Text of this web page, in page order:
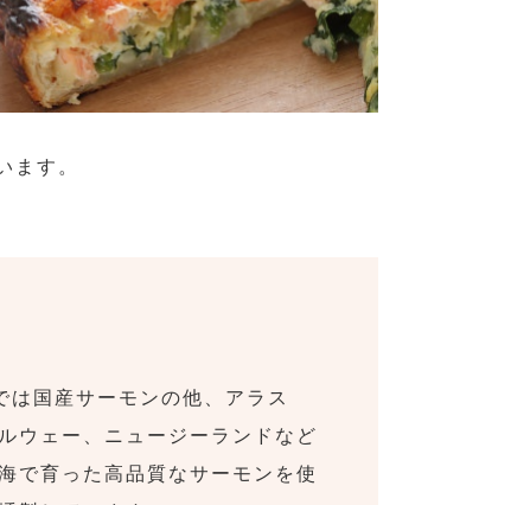
ます。
は国産サーモンの他、アラス
ウェー、ニュージーランドなど
で育った高品質なサーモンを使